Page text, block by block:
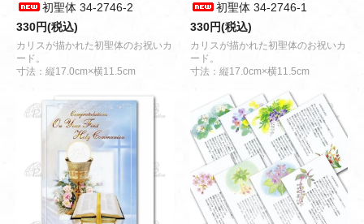
初聖体 34-2746-2
330円(税込)
カリスが描かれた初聖体のお祝いカ
ード。
寸法：縦17.0cm×横11.5cm
初聖体 34-2746-1
330円(税込)
カリスが描かれた初聖体のお祝いカ
ード。
寸法：縦17.0cm×横11.5cm